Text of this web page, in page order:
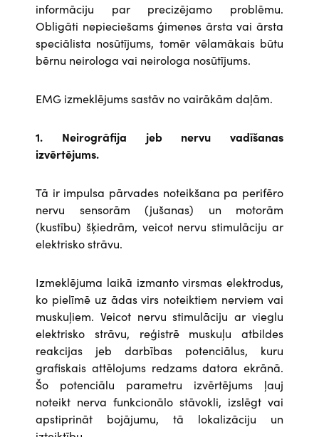
informāciju par precizējamo problēmu.
Obligāti nepieciešams ģimenes ārsta vai ārsta
speciālista nosūtījums, tomēr vēlamākais būtu
bērnu neirologa vai neirologa nosūtījums.
EMG izmeklējums sastāv no vairākām daļām.
1. Neirogrāfija jeb nervu vadīšanas
izvērtējums.
Tā ir impulsa pārvades noteikšana pa perifēro
nervu sensorām (jušanas) un motorām
(kustību) šķiedrām, veicot nervu stimulāciju ar
elektrisko strāvu.
Izmeklējuma laikā izmanto virsmas elektrodus,
ko pielīmē uz ādas virs noteiktiem nerviem vai
muskuļiem. Veicot nervu stimulāciju ar vieglu
elektrisko strāvu, reģistrē muskuļu atbildes
reakcijas jeb darbības potenciālus, kuru
grafiskais attēlojums redzams datora ekrānā.
Šo potenciālu parametru izvērtējums ļauj
noteikt nerva funkcionālo stāvokli, izslēgt vai
apstiprināt bojājumu, tā lokalizāciju un